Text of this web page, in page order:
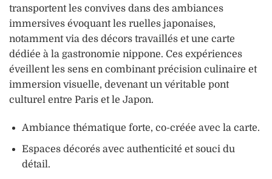
transportent les convives dans des ambiances
immersives évoquant les ruelles japonaises,
notamment via des décors travaillés et une carte
dédiée à la gastronomie nippone. Ces expériences
éveillent les sens en combinant précision culinaire et
immersion visuelle, devenant un véritable pont
culturel entre Paris et le Japon.
Ambiance thématique forte, co-créée avec la carte.
Espaces décorés avec authenticité et souci du
détail.